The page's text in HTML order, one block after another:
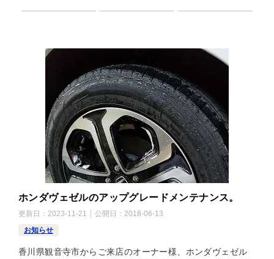
ホンダヴェゼルのアップグレードメンテナンス。
更新日： 2023-11-21 公開日： 2018-06-13
お知らせ
香川県観音寺市からご来店のオーナー様、ホンダヴェゼル